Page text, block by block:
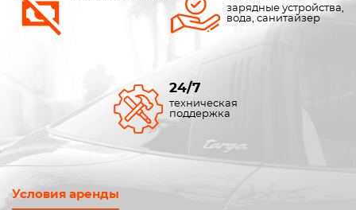
зарядные устройства,
вода, санитайзер
24/7
техническая
поддержка
Условия аренды